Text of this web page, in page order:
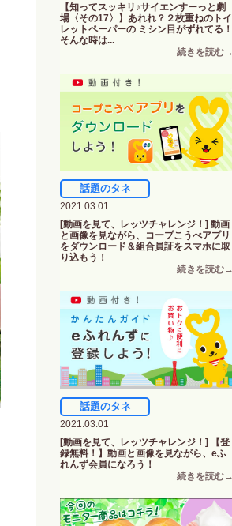
【知ってスッキリ♪サイエンすーっと劇
場〈その17〉】あれれ？２枚重ねのトイ
レットペーパーの ミシン目がずれてる！
そんな時は...
話題のタネ
2021.03.01
[動画を見て、レッツチャレンジ！] 動画
と画像を見ながら、コープこうべアプリ
をダウンロード＆組合員証をスマホに取
り込もう！
話題のタネ
2021.03.01
[動画を見て、レッツチャレンジ！] 【登
録無料！】動画と画像を見ながら、eふ
れんず会員になろう！